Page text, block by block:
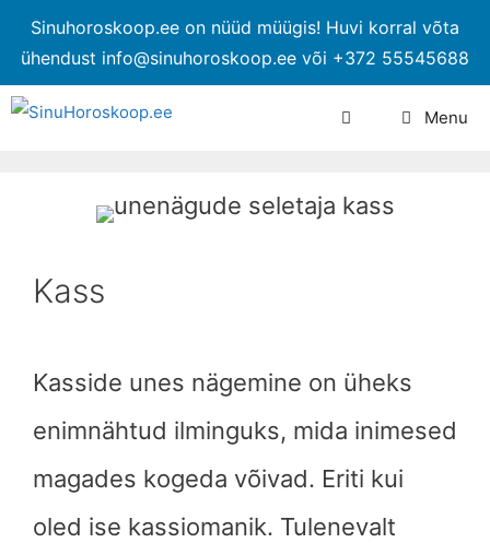
Sinuhoroskoop.ee on nüüd müügis! Huvi korral võta
ühendust info@sinuhoroskoop.ee või +372 55545688
Menu
Kass
Kasside unes nägemine on üheks
enimnähtud ilminguks, mida inimesed
magades kogeda võivad. Eriti kui
oled ise kassiomanik. Tulenevalt